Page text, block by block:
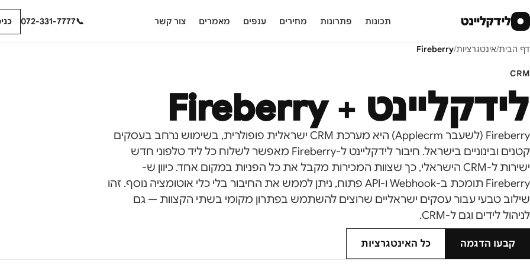
● לידקליינט תכונות פתרונות מחירים ענפים מאמרים צור קשר 📞
072-331-7777
דף הבית/אינטגרציות/
Fireberry
CRM
לידקליינט +Fireberry
Fireberry (לשעבר Applecrm) היא מערכת CRM ישראלית פופולרית, בשימוש נרחב בעסקים
קטנים ובינוניים בישראל. חיבור לידקליינט ל-Fireberry מאפשר לשלוח כל ליד טלפוני חדש
ישירות ל-CRM הישראלי, כך שצוות המכירות מקבל את כל הפניות במקום אחד. כיוון ש-
Fireberry תומכת ב-Webhook ו-API פתוח, ניתן לממש את החיבור בלי כלי אוטומציה נוסף. זהו
שילוב טבעי עבור עסקים ישראליים שרוצים להשתמש בפתרון מקומי בשתי הקצוות — גם
לניהול לידים וגם ל-CRM.
קבעו הדגמה כל האינטגרציות